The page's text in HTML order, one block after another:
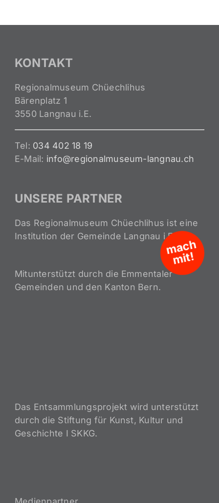
m
a
c
h
mit!
KONTAKT
Regionalmuseum Chüechlihus
Bärenplatz 1
3550 Langnau i.E.
Tel: 034 402 18 19
E-Mail: info@regionalmuseum-langnau.ch
UNSERE PARTNER
Das Regionalmuseum Chüechlihus ist eine
Institution der Gemeinde Langnau i.E.
Mitunterstützt durch die Emmentaler
Gemeinden und den Kanton Bern.
Das Entsammlungsprojekt wird unterstützt
durch die Stiftung für Kunst, Kultur und
Geschichte I SKKG.